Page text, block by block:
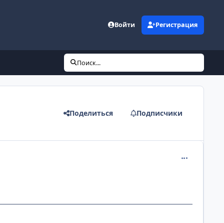
Войти Регистрация
Поиск...
Поделиться Подписчики